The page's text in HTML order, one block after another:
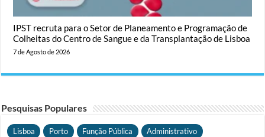
IPST recruta para o Setor de Planeamento e Programação de
Colheitas do Centro de Sangue e da Transplantação de Lisboa
7 de Agosto de 2026
Pesquisas Populares
Lisboa Porto Função Pública Administrativo